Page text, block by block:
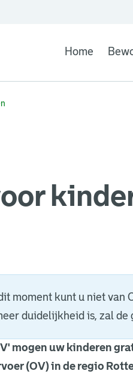
Home
moment kunt u niet van
duidelijkheid is, zal
mogen uw kinderen
(OV) in de regio